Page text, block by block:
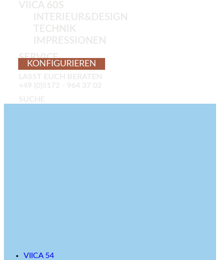
SERVICE
KONFIGURIEREN
VIICA 54